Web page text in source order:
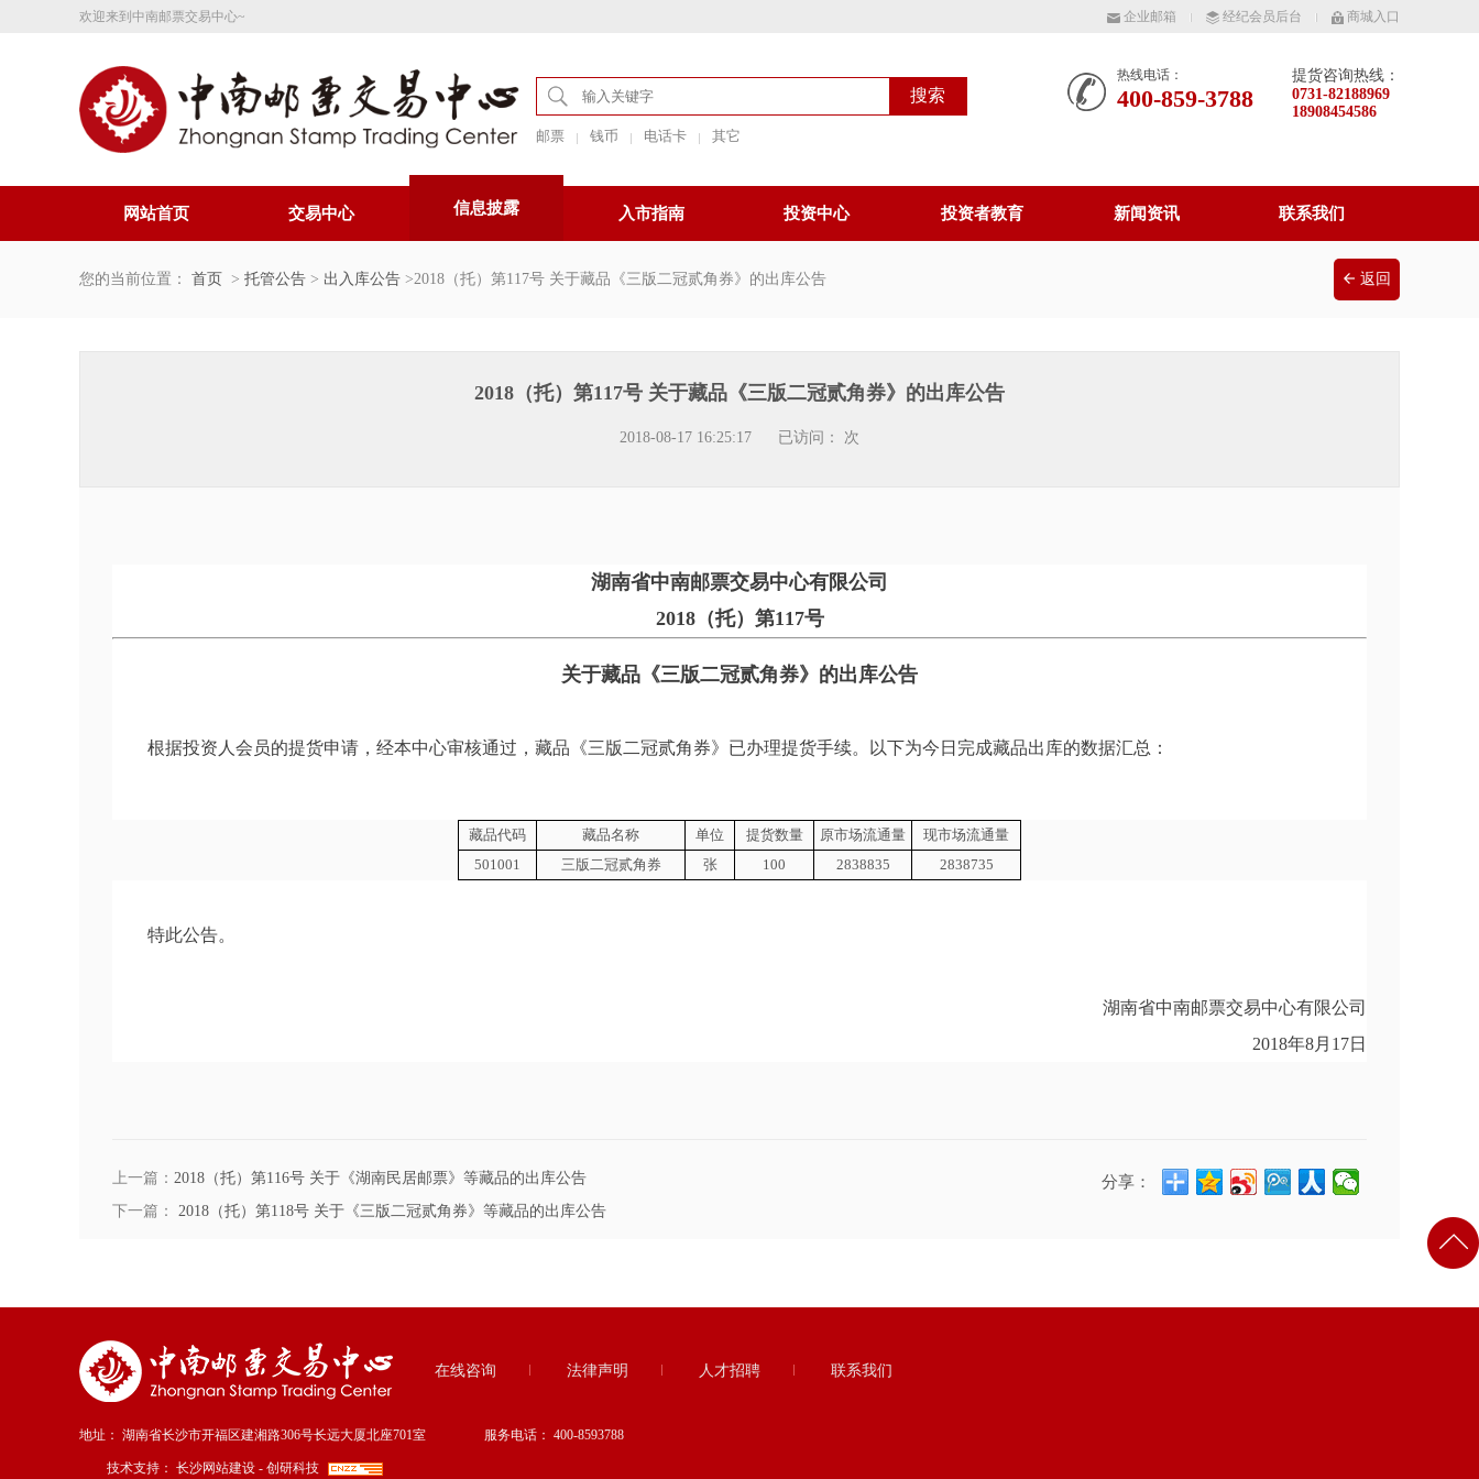
欢迎来到中南邮票交易中心~ 企业邮箱 经纪会员后台 商城入口
邮票 钱币 电话卡 其它
热线电话：
400-859-3788
提货咨询热线：
0731-82188969
18908454586
网站首页 交易中心 信息披露 入市指南 投资中心 投资者教育 新闻资讯 联系我们
您的当前位置： 首页 > 托管公告 > 出入库公告 >2018（托）第117号 关于藏品《三版二冠贰角券》的出库公告 返回
2018（托）第117号 关于藏品《三版二冠贰角券》的出库公告
2018-08-17 16:25:17 已访问： 次
湖南省中南邮票交易中心有限公司
2018（托）第117号
关于藏品《三版二冠贰角券》的出库公告
根据投资人会员的提货申请，经本中心审核通过，藏品《三版二冠贰角券》已办理提货手续。以下为今日完成藏品出库的数据汇总：
藏品代码 藏品名称 单位 提货数量 原市场流通量
现市场流通量
501001
三版二冠贰角券 张 100 2838835 2838735
特此公告。
湖南省中南邮票交易中心有限公司
2018年8月17日
上一篇： 2018（托）第116号 关于《湖南民居邮票》等藏品的出库公告
下一篇：
2018（托）第118号 关于《三版二冠贰角券》等藏品的出库公告
分享：
在线咨询 法律声明 人才招聘 联系我们
地址： 湖南省长沙市开福区建湘路306号长远大厦北座701室 服务电话： 400-8593788
技术支持： 长沙网站建设 - 创研科技